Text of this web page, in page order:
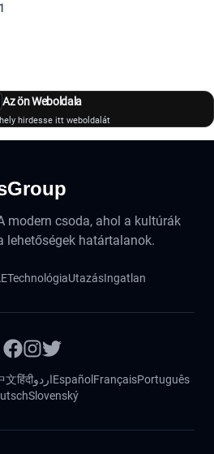
Az ön Weboldala
hirdesse itt weboldalát
modern csoda, ahol a kultúrák
lehetőségek határtalanok.
TechnológiaUtazásIngatlan
文हिंदीاردوEspañol FrançaisPortuguês
Slovenský